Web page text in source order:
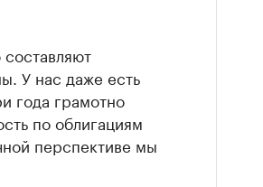
У нас даже есть
года грамотно
по облигациям
перспективе мы